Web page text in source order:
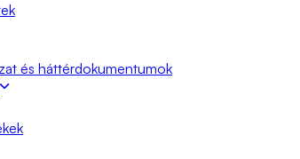
és háttérdokumentumok